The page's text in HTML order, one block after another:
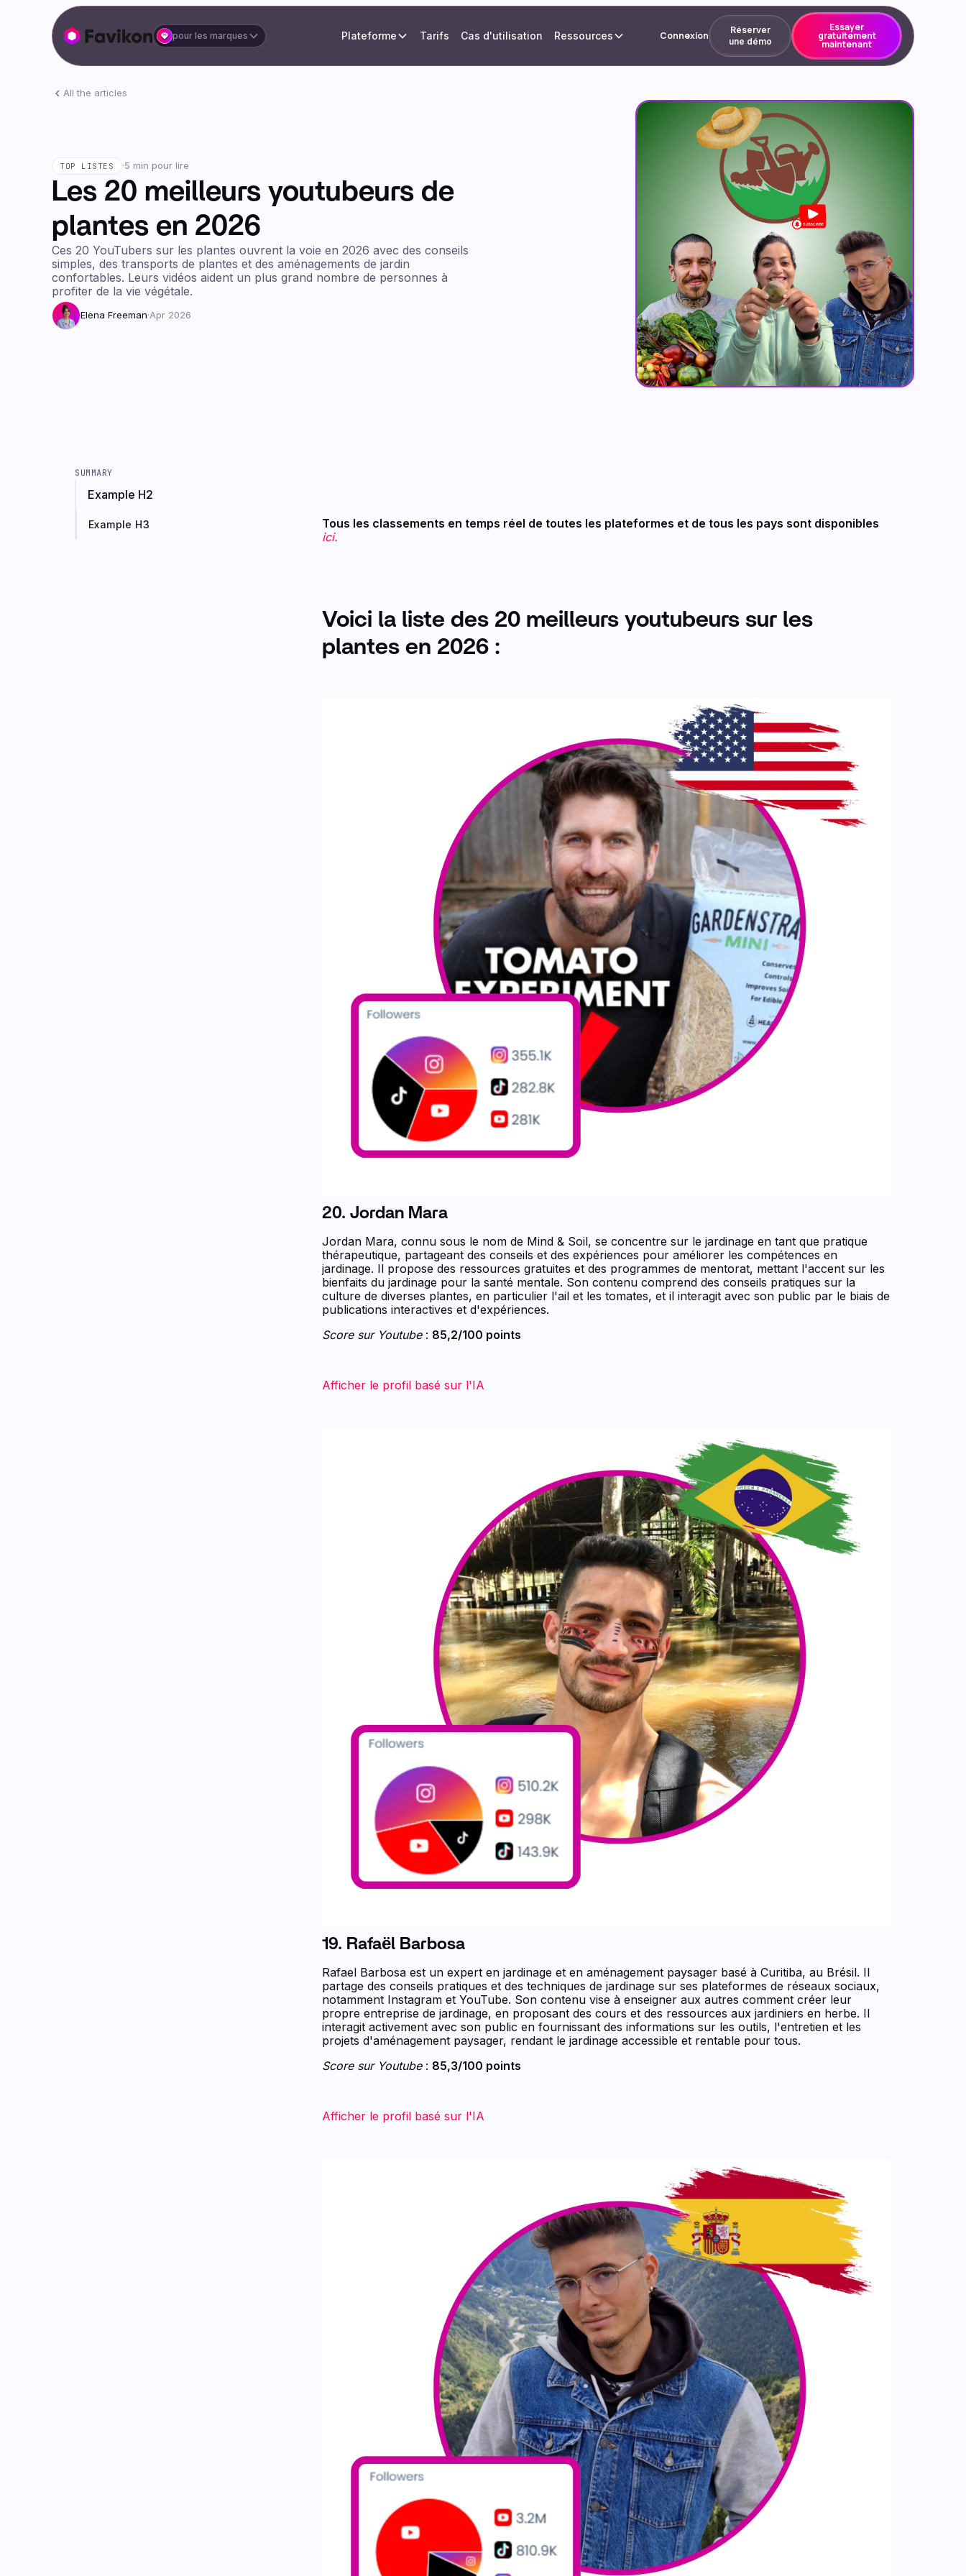
pour les marques Plateforme Tarifs Cas d'utilisation Ressources Connexion
Réserver
une démo
Essayer
gratuitement
maintenant
All the articles
TOP LISTES ·5 min pour lire
Les 20 meilleurs youtubeurs de
plantes en 2026
Ces 20 YouTubers sur les plantes ouvrent la voie en 2026 avec des conseils
simples, des transports de plantes et des aménagements de jardin
confortables. Leurs vidéos aident un plus grand nombre de personnes à
profiter de la vie végétale.
Elena Freeman·Apr 2026
SUMMARY
Example H2
Example H3
Tous les classements en temps réel de toutes les plateformes et de tous les pays sont disponibles
ici.
Voici la liste des 20 meilleurs youtubeurs sur les
plantes en 2026 :
20. Jordan Mara
Jordan Mara, connu sous le nom de Mind & Soil, se concentre sur le jardinage en tant que pratique
thérapeutique, partageant des conseils et des expériences pour améliorer les compétences en
jardinage. Il propose des ressources gratuites et des programmes de mentorat, mettant l'accent sur les
bienfaits du jardinage pour la santé mentale. Son contenu comprend des conseils pratiques sur la
culture de diverses plantes, en particulier l'ail et les tomates, et il interagit avec son public par le biais de
publications interactives et d'expériences.
Score sur Youtube: 85,2/100 points
Afficher le profil basé sur l'IA
19. Rafaël Barbosa
Rafael Barbosa est un expert en jardinage et en aménagement paysager basé à Curitiba, au Brésil. Il
partage des conseils pratiques et des techniques de jardinage sur ses plateformes de réseaux sociaux,
notamment Instagram et YouTube. Son contenu vise à enseigner aux autres comment créer leur
propre entreprise de jardinage, en proposant des cours et des ressources aux jardiniers en herbe. Il
interagit activement avec son public en fournissant des informations sur les outils, l'entretien et les
projets d'aménagement paysager, rendant le jardinage accessible et rentable pour tous.
Score sur Youtube: 85,3/100 points
Afficher le profil basé sur l'IA